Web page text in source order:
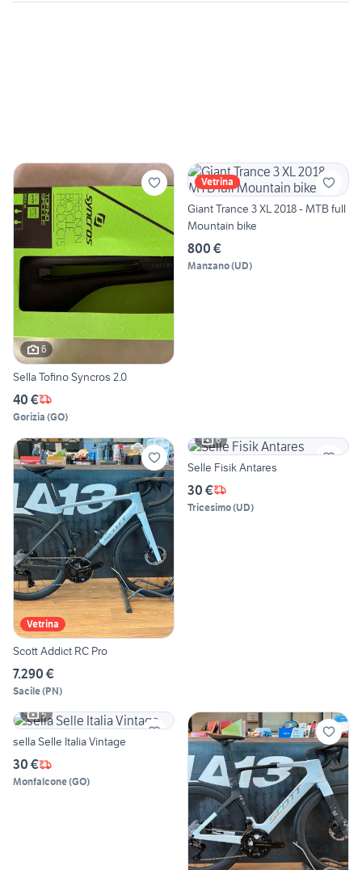
6
Sella Tofino Syncros 2.0
40 €
Gorizia (GO)
Vetrina
Giant Trance 3 XL 2018 - MTB full
Mountain bike
800 €
Manzano(UD)
Vetrina
Scott Addict RC Pro
7.290 €
Sacile(PN)
6
Selle Fisik Antares
30 €
Tricesimo(UD)
5
sella Selle Italia Vintage
30 €
Monfalcone(GO)